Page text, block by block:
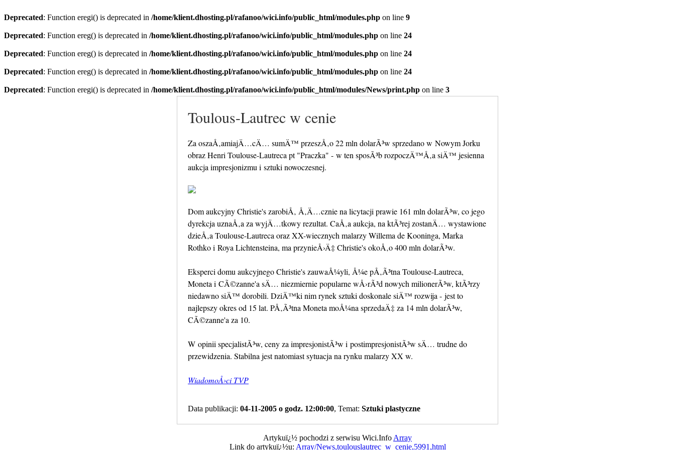
Deprecated: Function eregi() is deprecated in /home/klient.dhosting.pl/rafanoo/wici.info/public_html/modules.php on line 9
Deprecated: Function ereg() is deprecated in /home/klient.dhosting.pl/rafanoo/wici.info/public_html/modules.php on line 24
Deprecated: Function ereg() is deprecated in /home/klient.dhosting.pl/rafanoo/wici.info/public_html/modules.php on line 24
Deprecated: Function ereg() is deprecated in /home/klient.dhosting.pl/rafanoo/wici.info/public_html/modules.php on line 24
Deprecated: Function eregi() is deprecated in /home/klient.dhosting.pl/rafanoo/wici.info/public_html/modules/News/print.php on line 3
Toulous-Lautrec w cenie
Za oszaÅ‚amiajÄ…cÄ… sumÄ™ przeszÅ‚o 22 mln dolarÃ³w sprzedano w Nowym Jorku
obraz Henri Toulouse-Lautreca pt "Praczka" - w ten sposÃ³b rozpoczÄ™Å‚a siÄ™ jesienna
aukcja impresjonizmu i sztuki nowoczesnej.
Dom aukcyjny Christie's zarobiÅ‚ Å‚Ä…cznie na licytacji prawie 161 mln dolarÃ³w, co jego
dyrekcja uznaÅ‚a za wyjÄ…tkowy rezultat. CaÅ‚a aukcja, na ktÃ³rej zostanÄ… wystawione
dzieÅ‚a Toulouse-Lautreca oraz XX-wiecznych malarzy Willema de Kooninga, Marka
Rothko i Roya Lichtensteina, ma przynieÅ›Ä‡ Christie's okoÅ‚o 400 mln dolarÃ³w.
Eksperci domu aukcyjnego Christie's zauwaÅ¼yli, Å¼e pÅ‚Ã³tna Toulouse-Lautreca,
Moneta i CÃ©zanne'a sÄ… niezmiernie popularne wÅ›rÃ³d nowych milionerÃ³w, ktÃ³rzy
niedawno siÄ™ dorobili. DziÄ™ki nim rynek sztuki doskonale siÄ™ rozwija - jest to
najlepszy okres od 15 lat. PÅ‚Ã³tna Moneta moÅ¼na sprzedaÄ‡ za 14 mln dolarÃ³w,
CÃ©zanne'a za 10.
W opinii specjalistÃ³w, ceny za impresjonistÃ³w i postimpresjonistÃ³w sÄ… trudne do
przewidzenia. Stabilna jest natomiast sytuacja na rynku malarzy XX w.
WiadomoÅ›ci TVP
Data publikacji: 04-11-2005 o godz. 12:00:00, Temat: Sztuki plastyczne
Artykuï¿½ pochodzi z serwisu Wici.Info Array
Link do artykuï¿½u: Array/News,toulouslautrec_w_cenie,5991,html